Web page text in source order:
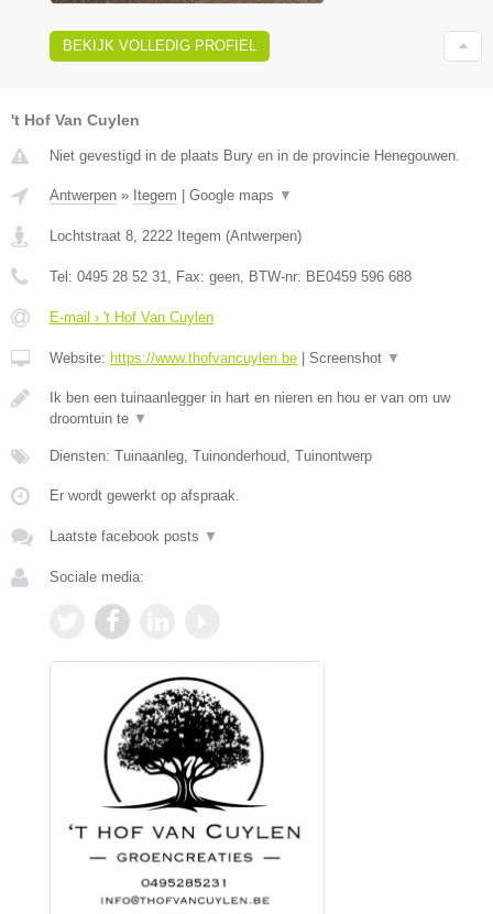
BEKIJK VOLLEDIG PROFIEL
't Hof Van Cuylen
Niet gevestigd in de plaats Bury en in de provincie Henegouwen.
Antwerpen » Itegem Google maps ▼
Lochtstraat 8, 2222 Itegem (Antwerpen)
Tel: 0495 28 52 31, Fax: geen, BTW-nr: BE0459 596 688
E-mail › 't Hof Van Cuylen
Website: https://www.thofvancuylen.be Screenshot ▼
Ik ben een tuinaanlegger in hart en nieren en hou er van om uw
droomtuin te ▼
Diensten: Tuinaanleg, Tuinonderhoud, Tuinontwerp
Er wordt gewerkt op afspraak.
Laatste facebook posts ▼
Sociale media: